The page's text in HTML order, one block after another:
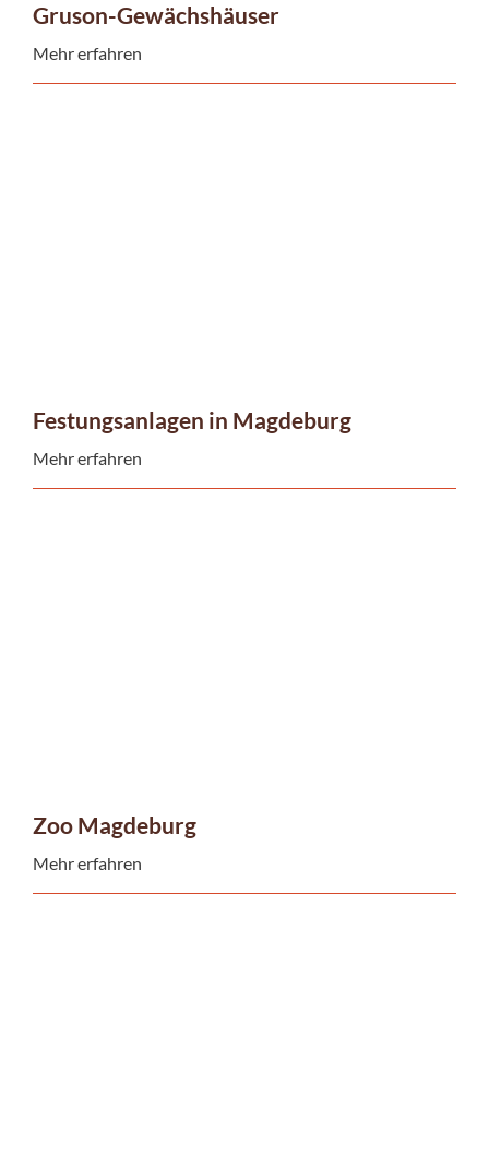
Gruson-Gewächshäuser
Mehr erfahren
Festungsanlagen in Magdeburg
Mehr erfahren
Zoo Magdeburg
Mehr erfahren